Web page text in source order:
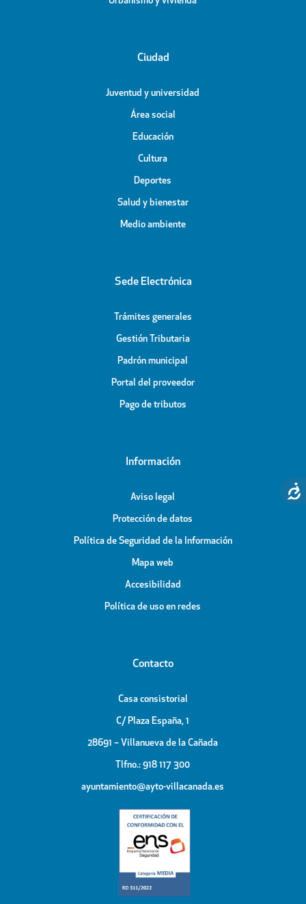
Ciudad
Juventud y universidad
Área social
Educación
Cultura
Deportes
Salud y bienestar
Medio ambiente
Sede Electrónica
Trámites generales
Gestión Tributaria
Padrón municipal
Portal del proveedor
Pago de tributos
Información
Aviso legal
Protección de datos
Política de Seguridad de la Información
Mapa web
Accesibilidad
Política de uso en redes
Contacto
Casa consistorial
C/ Plaza España, 1
28691 – Villanueva de la Cañada
Tlfno.: 918 117 300
ayuntamiento@ayto-villacanada.es